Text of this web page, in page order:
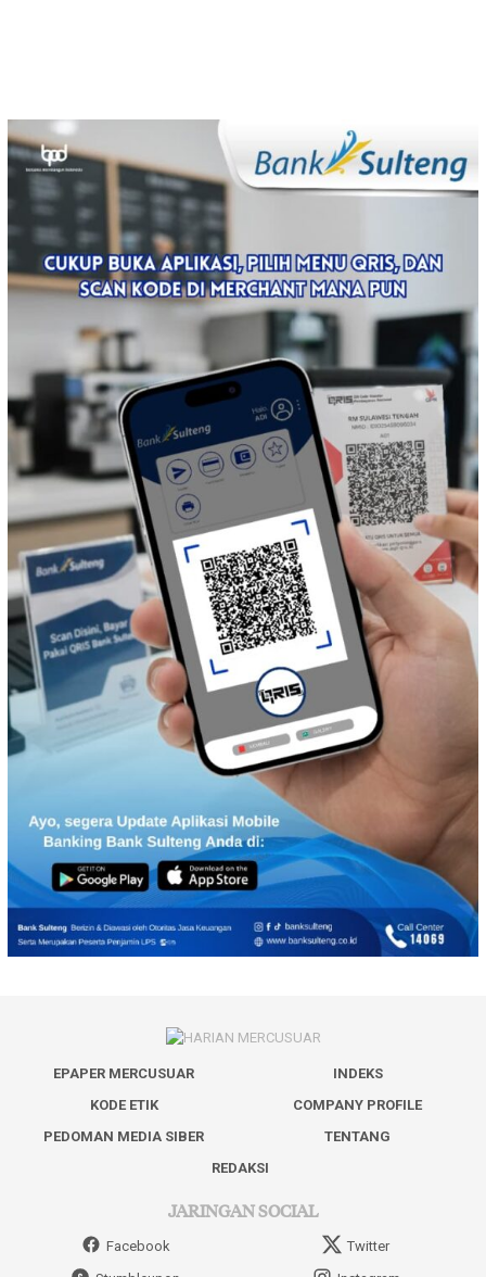
EPAPER MERCUSUAR
INDEKS
KODE ETIK
COMPANY PROFILE
PEDOMAN MEDIA SIBER
TENTANG
REDAKSI
JARINGAN SOCIAL
Facebook
Twitter